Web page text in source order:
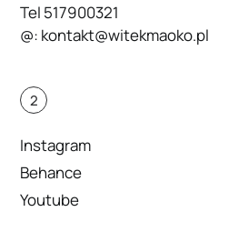
Tel 517900321
@: kontakt@witekmaoko.pl
2
Instagram
Behance
Youtube